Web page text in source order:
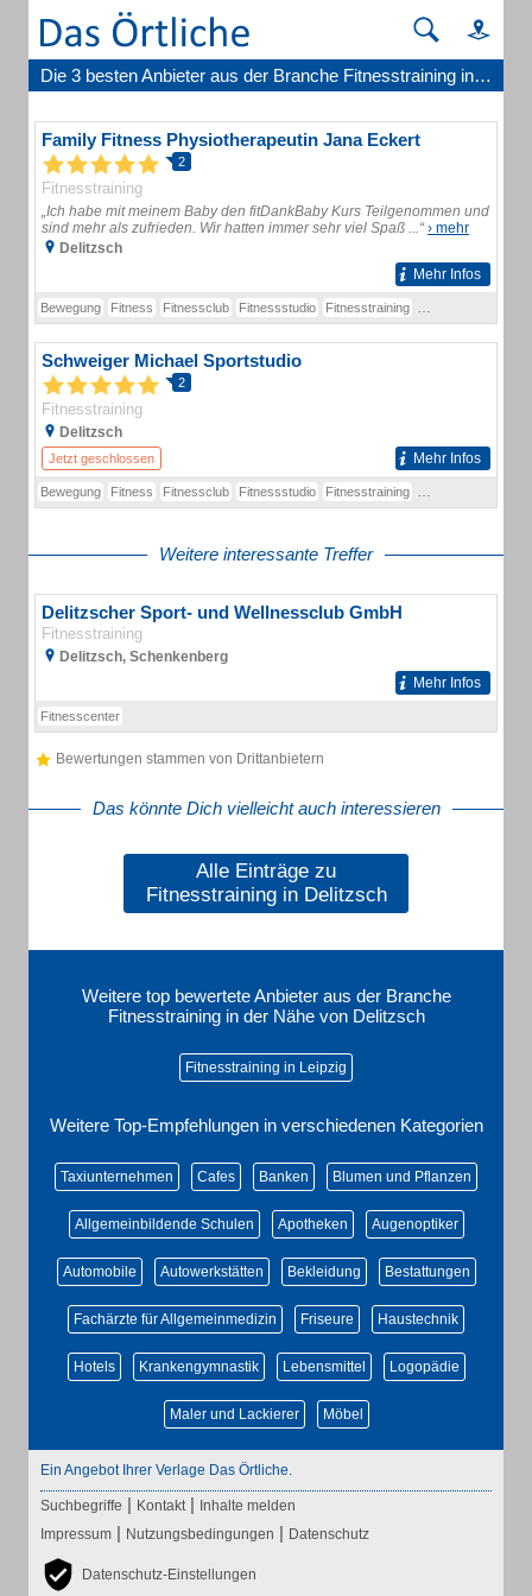
Die 3 besten Anbieter aus der Branche Fitnesstraining in Delitzsch
Family Fitness Physiotherapeutin Jana Eckert
2
Fitnesstraining
„Ich habe mit meinem Baby den fitDankBaby Kurs Teilgenommen und
sind mehr als zufrieden. Wir hatten immer sehr viel Spaß ...“› mehr
Delitzsch
Mehr Infos
Bewegung Fitness Fitnessclub Fitnessstudio Fitnesstraining
Schweiger Michael Sportstudio
2
Fitnesstraining
Delitzsch
Jetzt geschlossen Mehr Infos
Bewegung Fitness Fitnessclub Fitnessstudio Fitnesstraining
Weitere interessante Treffer
Delitzscher Sport- und Wellnessclub GmbH
Fitnesstraining
Delitzsch, Schenkenberg
Mehr Infos
Fitnesscenter
Bewertungen stammen von Drittanbietern
Das könnte Dich vielleicht auch interessieren
Alle Einträge zu
Fitnesstraining in Delitzsch
Weitere top bewertete Anbieter aus der Branche
Fitnesstraining in der Nähe von Delitzsch
Fitnesstraining in Leipzig
Weitere Top-Empfehlungen in verschiedenen Kategorien
Taxiunternehmen Cafes Banken Blumen und Pflanzen
Allgemeinbildende Schulen Apotheken Augenoptiker
Automobile Autowerkstätten Bekleidung Bestattungen
Fachärzte für Allgemeinmedizin Friseure Haustechnik
Hotels Krankengymnastik Lebensmittel Logopädie
Maler und Lackierer Möbel
Ein Angebot Ihrer Verlage Das Örtliche.
Suchbegriffe | Kontakt | Inhalte melden
Impressum | Nutzungsbedingungen | Datenschutz
Datenschutz-Einstellungen